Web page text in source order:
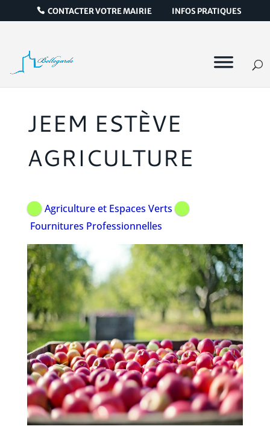
CONTACTER VOTRE MAIRIE INFOS PRATIQUES
JEEM ESTÈVE
AGRICULTURE
Agriculture et Espaces Verts
Fournitures Professionnelles